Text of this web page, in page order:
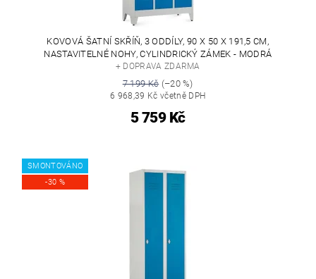
KOVOVÁ ŠATNÍ SKŘÍŇ, 3 ODDÍLY, 90 X 50 X 191,5 CM,
NASTAVITELNÉ NOHY, CYLINDRICKÝ ZÁMEK - MODRÁ
+ DOPRAVA ZDARMA
7 199 Kč(–20 %)
6 968,39 Kč včetně DPH
5 759 Kč
SMONTOVÁNO
-30 %